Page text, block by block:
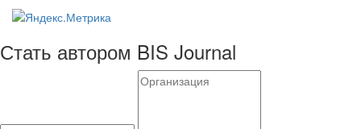
Стать автором BIS Journal